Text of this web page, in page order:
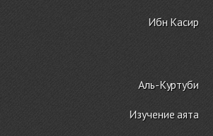
Ибн Касир
Аль-Куртуби
Изучение аята